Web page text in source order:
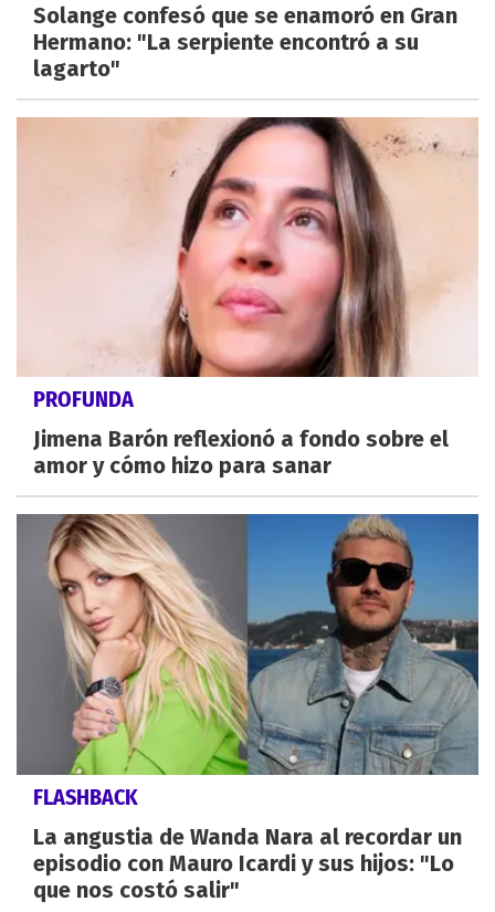
Solange confesó que se enamoró en Gran
Hermano: "La serpiente encontró a su
lagarto"
PROFUNDA
Jimena Barón reflexionó a fondo sobre el
amor y cómo hizo para sanar
FLASHBACK
La angustia de Wanda Nara al recordar un
episodio con Mauro Icardi y sus hijos: "Lo
que nos costó salir"